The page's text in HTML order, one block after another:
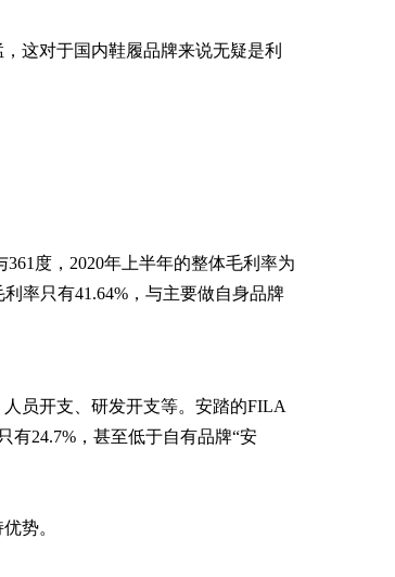
这对于国内鞋履品牌来说无疑是利
度，2020年上半年的整体毛利率为
率只有41.64%，与主要做自身品牌
员开支、研发开支等。安踏的FILA
有24.7%，甚至低于自有品牌“安
势。